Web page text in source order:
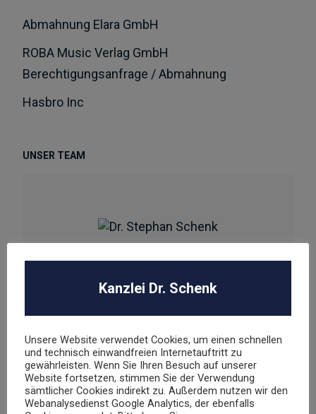
Abmahnung Elara GmbH
ROBA Music Verlag GmbH
Berechtigungsanfrage / Abmahnung
Hasbro Inc
UNSER TEAM
Dr. Stephan Schenk
Rechtsanwalt und Fachanwalt für gewerblichen
Rechtsschutz
EMAIL sschenk@dr-schenk.net
TEL 0421 566 38 780
Kanzlei Dr. Schenk
Unsere Website verwendet Cookies, um einen schnellen
und technisch einwandfreien Internetauftritt zu
gewährleisten. Wenn Sie Ihren Besuch auf unserer
Website fortsetzen, stimmen Sie der Verwendung
sämtlicher Cookies indirekt zu. Außerdem nutzen wir den
Webanalysedienst Google Analytics, der ebenfalls